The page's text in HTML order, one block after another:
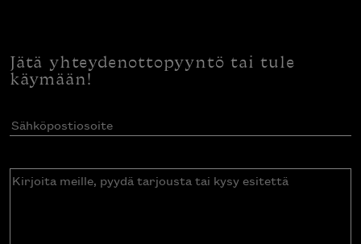
Jätä yhteydenottopyyntö tai tule
käymään!
Sähköpostiosoite(Pakollinen)
Kirjoita